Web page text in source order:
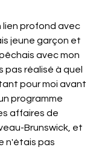
lien profond avec
jeune garçon et
avec mon
pas réalisé à quel
pour moi avant
programme
affaires de
Brunswick, et
n'étais pas